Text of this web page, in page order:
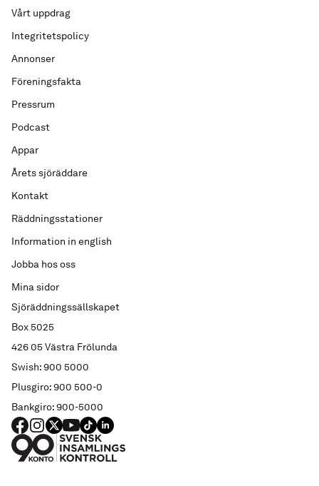
Sjöräddningssällskapet
Box 5025
426 05 Västra Frölunda
Swish: 900 5000
Plusgiro: 900 500-0
Bankgiro: 900-5000
Vårt uppdrag
Integritetspolicy
Annonser
Föreningsfakta
Pressrum
Podcast
Appar
Årets sjöräddare
Kontakt
Räddningsstationer
Information in english
Jobba hos oss
Mina sidor
FACEBOOK
Instagram
X YouTube
TIKTOKLINKED IN